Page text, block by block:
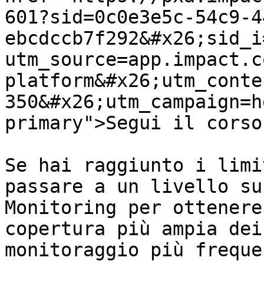
601?sid=0c0e3e5c-54c9-
primary">Segui il corso
Se hai raggiunto i
passare a un livello
Monitoring per
copertura più ampia
monitoraggio più